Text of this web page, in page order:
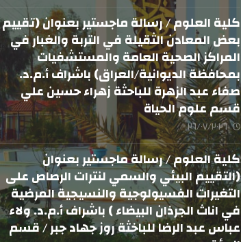
كلية العلوم / رسالة ماجستير بعنوان (تقييم
بعض المعادن الثقيلة في التربة والغبار في
المراكز الصحية العامة والمستشفيات
بمحافظة الديوانية/العراق) باشراف أ.م.د.
صفاء عبد الزهرة للباحثة زهراء حسين علي
قسم علوم الحياة
٢٦/٠٧/٢٠٢٦
كلية العلوم / رسالة ماجستير بعنوان
(التقييم البيئي والسمي لنترات الرصاص على
التغيرات الفسيولوجية والنسيجية المرضية
في اناث الجرذان البيضاء ) باشراف أ.م.د. ولاء
عباس عبد الرضا للباخثة روز جهاد جبر / قسم